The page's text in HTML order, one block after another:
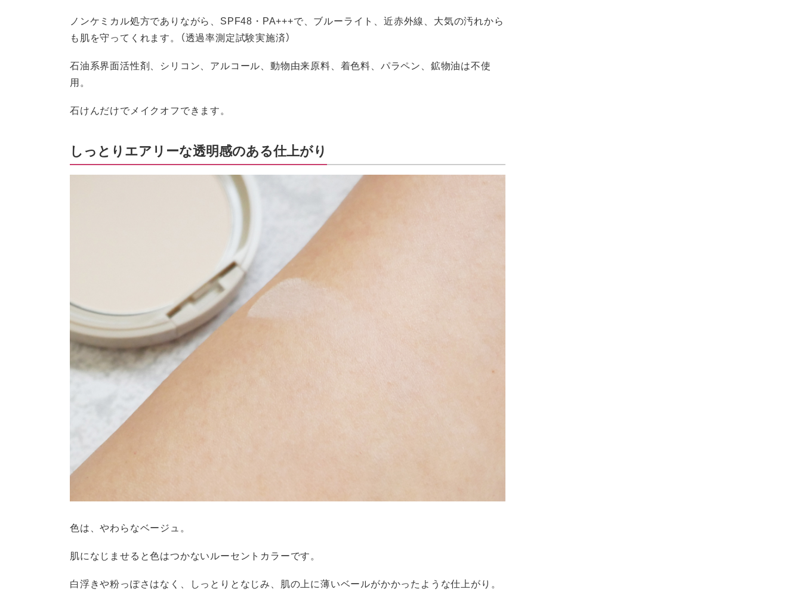
ノンケミカル処方でありながら、SPF48・PA+++で、ブルーライト、近赤外線、大気の汚れから
も肌を守ってくれます。（透過率測定試験実施済）
石油系界面活性剤、シリコン、アルコール、動物由来原料、着色料、パラペン、鉱物油は不使
用。
石けんだけでメイクオフできます。
しっとりエアリーな透明感のある仕上がり
色は、やわらなベージュ。
肌になじませると色はつかないルーセントカラーです。
白浮きや粉っぽさはなく、しっとりとなじみ、肌の上に薄いベールがかかったような仕上がり。